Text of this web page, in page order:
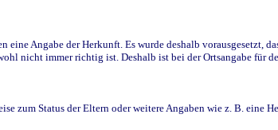
eine Angabe der Herkunft. Es wurde deshalb vorausgesetzt,
nicht immer richtig ist. Deshalb ist bei der Ortsangabe für
zum Status der Eltern oder weitere Angaben wie z. B. eine